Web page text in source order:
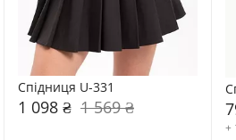
Спідниця U-331
1 098 ₴ 1 569 ₴
+